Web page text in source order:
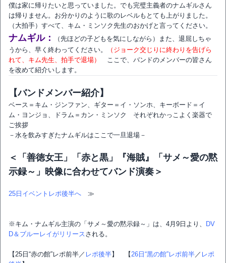
僕は家に帰りたいと思っていました。でも完璧主義者のナムギルさん
は帰りません。お分かりのように歌のレベルもとても上がりました。
（大拍手）すべて、キム・ミンソク先生のおかげと言ってください。
ナムギル：
（先ほどの子どもを気にしながら）また、退屈しちゃ
うから、早く終わってください。
（ジョーク交じりに終わりを告げら
れて、キム先生、拍手で退場）
ここで、バンドのメンバーの皆さん
を改めて紹介いします。
【バンドメンバー紹介】
ベース＝キム・ジンファン、ギター＝イ・ソンホ、キーボード＝イ
ム・ヨンジョ、ドラム＝カン・ミンソク それぞれかっこよく楽器で
ご挨拶
－水を飲みすぎたナムギルはここで一旦退場－
＜「善徳女王」「赤と黒」『海賊』「サメ～愛の黙
示録～」映像に合わせてバンド演奏＞
25日イベントレポ後半へ ≫
※キム・ナムギル主演の「サメ～愛の黙示録～」は、4月9日より、
DV
D＆ブルーレイがリリースされる。
【25日“赤の館”レポ前半／ レポ後半】 【26日“黒の館”レポ前半／ レポ